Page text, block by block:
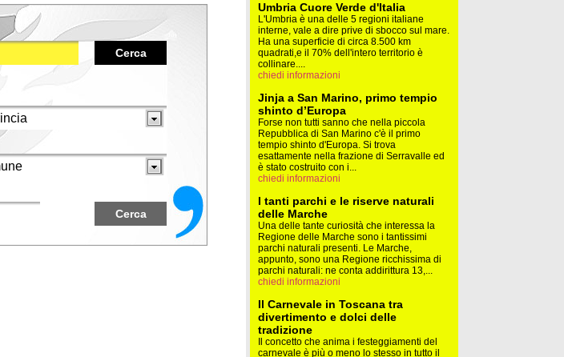
Cerca
Cerca
Umbria Cuore Verde d'Italia
L'Umbria è una delle 5 regioni italiane
interne, vale a dire prive di sbocco sul mare.
Ha una superficie di circa 8.500 km
quadrati,e il 70% dell'intero territorio è
collinare....
chiedi informazioni
Jinja a San Marino, primo tempio
shinto d’Europa
Forse non tutti sanno che nella piccola
Repubblica di San Marino c'è il primo
tempio shinto d'Europa. Si trova
esattamente nella frazione di Serravalle ed
è stato costruito con i...
chiedi informazioni
I tanti parchi e le riserve naturali
delle Marche
Una delle tante curiosità che interessa la
Regione delle Marche sono i tantissimi
parchi naturali presenti. Le Marche,
appunto, sono una Regione ricchissima di
parchi naturali: ne conta addirittura 13,...
chiedi informazioni
Il Carnevale in Toscana tra
divertimento e dolci delle
tradizione
Il concetto che anima i festeggiamenti del
carnevale è più o meno lo stesso in tutto il